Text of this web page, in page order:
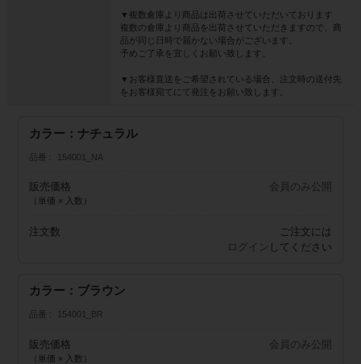
▼複数倉庫より商品は出荷させていただいております
複数の倉庫より商品を出荷させていただきますので、商
品が同じ日時で届かない場合がございます。
予めご了承を宜しくお願い致します。
▼お客様直送をご希望されている場合、注文時の送付先
をお客様宛てにて発注をお願い致します。
カラー：ナチュラル
品番 154001_NA
販売価格
（単価 × 入数）
会員のみ公開
注文数
ご注文には
ログイン してください
カラー：ブラウン
品番 154001_BR
販売価格
（単価 × 入数）
会員のみ公開